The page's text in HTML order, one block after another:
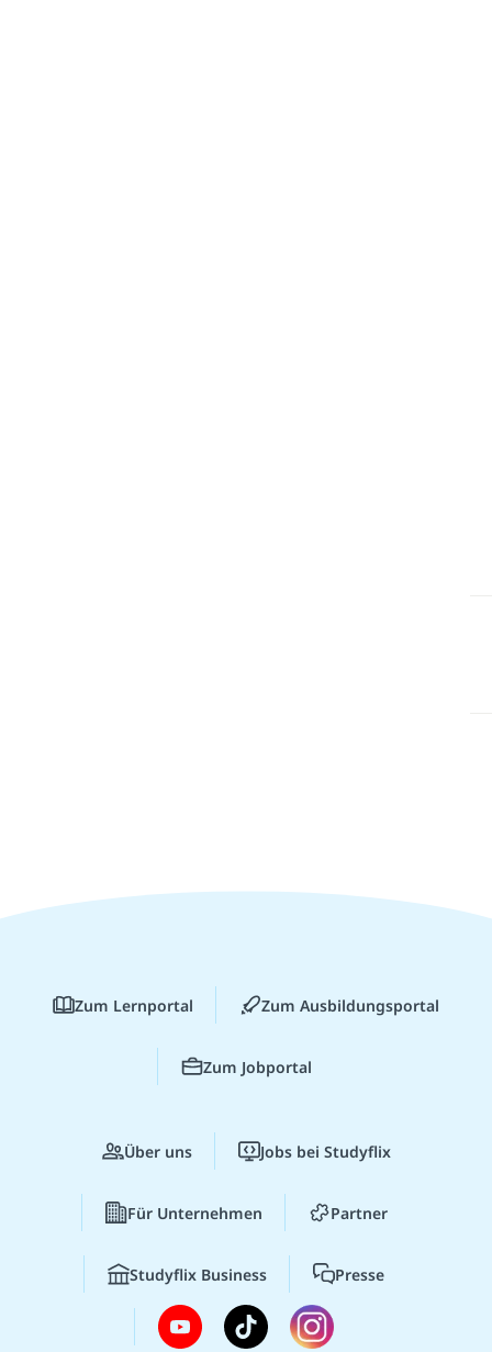
Zum Lernportal Zum Ausbildungsportal
Zum Jobportal
Über uns Jobs bei Studyflix
Für Unternehmen Partner
Studyflix Business Presse